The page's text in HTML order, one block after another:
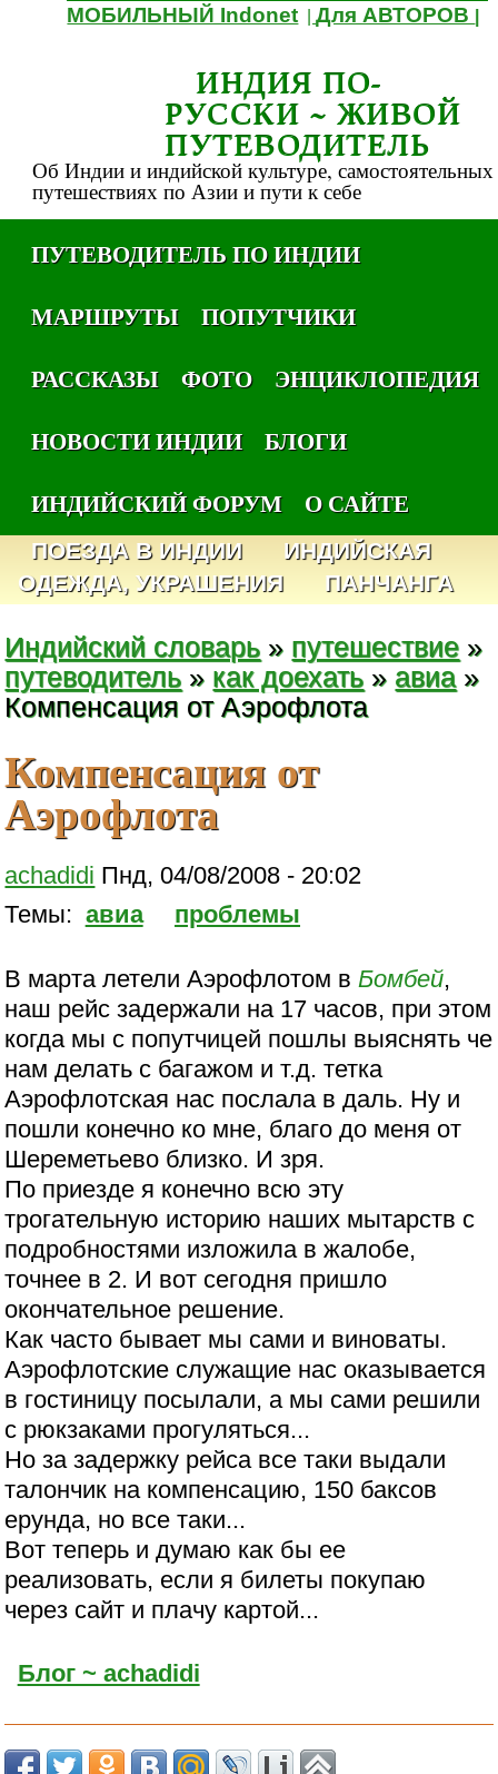
МОБИЛЬНЫЙ Indonet |Для АВТОРОВ
ИНДИЯ ПО-
РУССКИ ~ ЖИВОЙ
ПУТЕВОДИТЕЛЬ
Об Индии и индийской культуре, самостоятельных
путешествиях по Азии и пути к себе
ПУТЕВОДИТЕЛЬ ПО ИНДИИ
МАРШРУТЫ
ПОПУТЧИКИ
РАССКАЗЫ
ФОТО
ЭНЦИКЛОПЕДИЯ
НОВОСТИ ИНДИИ
БЛОГИ
ИНДИЙСКИЙ ФОРУМ
О САЙТЕ
ПОЕЗДА В ИНДИИ
ИНДИЙСКАЯ
ОДЕЖДА, УКРАШЕНИЯ
ПАНЧАНГА
Индийский словарь » путешествие »
путеводитель » как доехать » авиа »
Компенсация от Аэрофлота
Компенсация от
Аэрофлота
achadidi Пнд, 04/08/2008 - 20:02
Темы: авиа проблемы
В марта летели Аэрофлотом в Бомбей,
наш рейс задержали на 17 часов, при этом
когда мы с попутчицей пошлы выяснять че
нам делать с багажом и т.д. тетка
Аэрофлотская нас послала в даль. Ну и
пошли конечно ко мне, благо до меня от
Шереметьево близко. И зря.
По приезде я конечно всю эту
трогательную историю наших мытарств с
подробностями изложила в жалобе,
точнее в 2. И вот сегодня пришло
окончательное решение.
Как часто бывает мы сами и виноваты.
Аэрофлотские служащие нас оказывается
в гостиницу посылали, а мы сами решили
с рюкзаками прогуляться...
Но за задержку рейса все таки выдали
талончик на компенсацию, 150 баксов
ерунда, но все таки...
Вот теперь и думаю как бы ее
реализовать, если я билеты покупаю
через сайт и плачу картой...
Блог ~ achadidi